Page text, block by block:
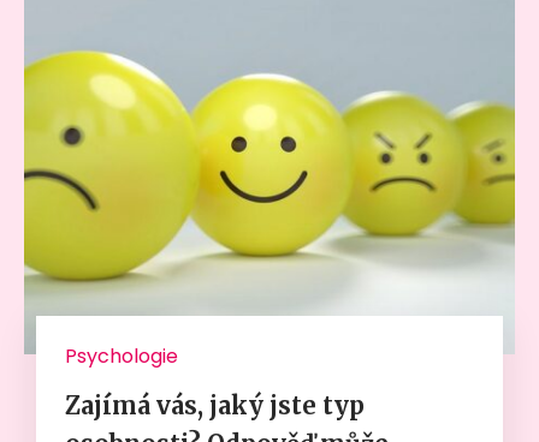
Psychologie
Zajímá vás, jaký jste typ